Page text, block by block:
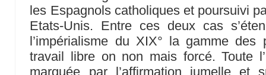
les Espagnols catholiques et poursuivi
Etats-Unis. Entre ces deux cas
l’impérialisme du XIX° la gamme des
travail libre on non mais forcé. Toute
marquée par l’affirmation jumelle et